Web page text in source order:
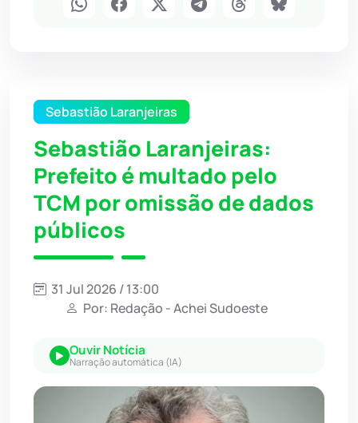
Sebastião Laranjeiras
Sebastião Laranjeiras:
Prefeito é multado pelo
TCM por omissão de dados
públicos
31 Jul 2026 / 13:00
Por: Redação - Achei Sudoeste
Ouvir Notícia
Narração automática (IA)